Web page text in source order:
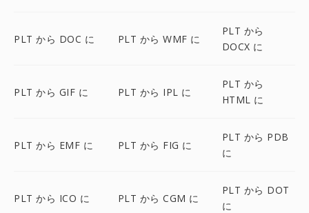
PLT から DOC に PLT から WMF に
PLT から
DOCX に
PLT から GIF に PLT から IPL に
PLT から
HTML に
PLT から EMF に PLT から FIG に
PLT から PDB
に
PLT から ICO に PLT から CGM に
PLT から DOT
に